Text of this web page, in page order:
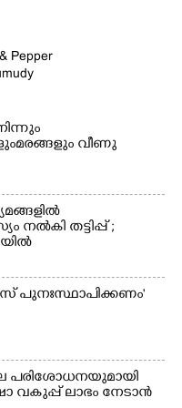
വീണു
നൽകി തട്ടിപ്പ് ;
പുനഃസ്ഥാപിക്കണം'
പരിശോധനയുമായി
വകുപ്പ് ലാഭം നേടാൻ